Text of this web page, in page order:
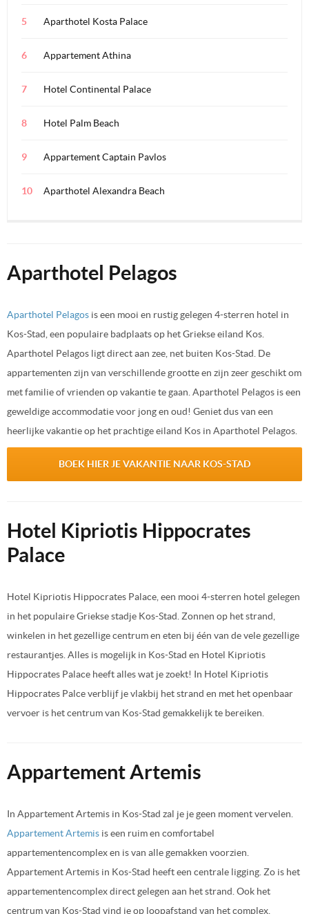
Aparthotel Kosta Palace
Appartement Athina
Hotel Continental Palace
Hotel Palm Beach
Appartement Captain Pavlos
Aparthotel Alexandra Beach
Aparthotel Pelagos
Aparthotel Pelagos is een mooi en rustig gelegen 4-sterren hotel in
Kos-Stad, een populaire badplaats op het Griekse eiland Kos.
Aparthotel Pelagos ligt direct aan zee, net buiten Kos-Stad. De
appartementen zijn van verschillende grootte en zijn zeer geschikt om
met familie of vrienden op vakantie te gaan. Aparthotel Pelagos is een
geweldige accommodatie voor jong en oud! Geniet dus van een
heerlijke vakantie op het prachtige eiland Kos in Aparthotel Pelagos.
BOEK HIER JE VAKANTIE NAAR KOS-STAD
Hotel Kipriotis Hippocrates
Palace
Hotel Kipriotis Hippocrates Palace, een mooi 4-sterren hotel gelegen
in het populaire Griekse stadje Kos-Stad. Zonnen op het strand,
winkelen in het gezellige centrum en eten bij één van de vele gezellige
restaurantjes. Alles is mogelijk in Kos-Stad en Hotel Kipriotis
Hippocrates Palace heeft alles wat je zoekt! In Hotel Kipriotis
Hippocrates Palce verblijf je vlakbij het strand en met het openbaar
vervoer is het centrum van Kos-Stad gemakkelijk te bereiken.
Appartement Artemis
In Appartement Artemis in Kos-Stad zal je je geen moment vervelen.
Appartement Artemis is een ruim en comfortabel
appartementencomplex en is van alle gemakken voorzien.
Appartement Artemis in Kos-Stad heeft een centrale ligging. Zo is het
appartementencomplex direct gelegen aan het strand. Ook het
centrum van Kos-Stad vind je op loopafstand van het complex,